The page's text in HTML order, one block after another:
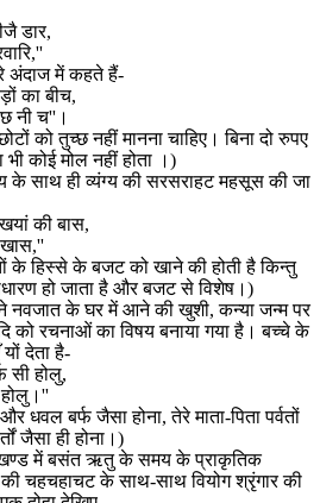
डार,
अंदाज में कहते हैं-
का बीच,
नी च''।
को तुच्छ नहीं मानना चाहिए। बिना दो रुपए
कोई मोल नहीं होता ।)
के साथ ही व्यंग्य की सरसराहट महसूस की जा
की बास,
के हिस्से के बजट को खाने की होती है किन्तु
हो जाता है और बजट से विशेष।)
नवजात के घर में आने की खुशी, कन्या जन्म पर
को रचनाओं का विषय बनाया गया है। बच्चे के
देता है-
सी होलु,
होलु।''
धवल बर्फ जैसा होना, तेरे माता-पिता पर्वतों
जैसा ही होना।)
में बसंत ऋतु के समय के प्राकृतिक
की चहचहाचट के साथ-साथ वियोग श्रृंगार की